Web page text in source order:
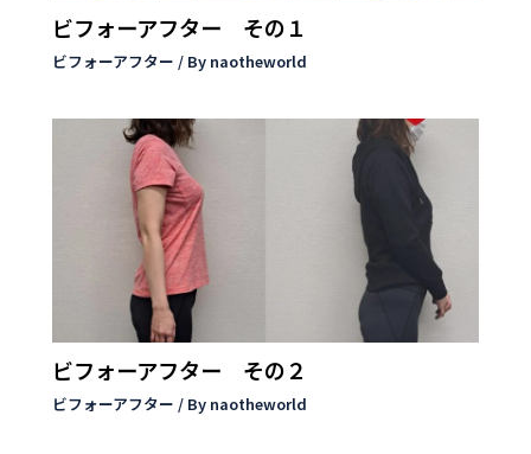
ビフォーアフター その１
ビフォーアフター / By naotheworld
ビフォーアフター その２
ビフォーアフター / By naotheworld